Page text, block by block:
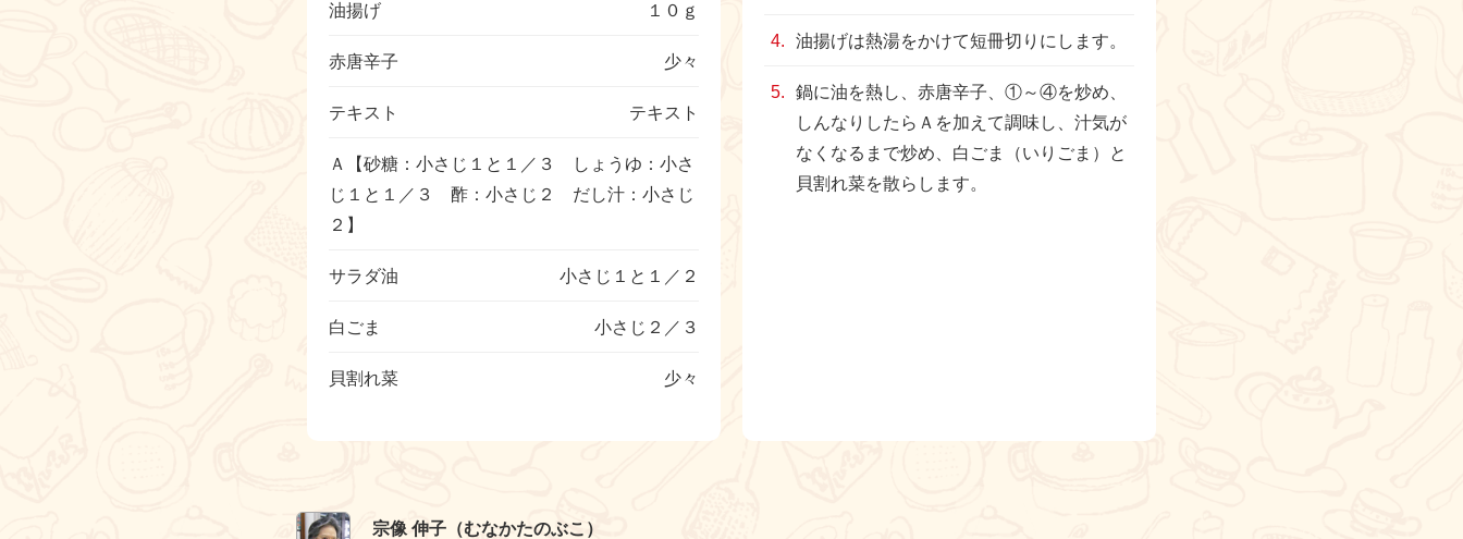
油揚げ １０ｇ
赤唐辛子 少々
テキスト テキスト
Ａ【砂糖：小さじ１と１／３ しょうゆ：小さ
じ１と１／３ 酢：小さじ２ だし汁：小さじ
２】
サラダ油 小さじ１と１／２
白ごま 小さじ２／３
貝割れ菜 少々
油揚げは熱湯をかけて短冊切りにします。
鍋に油を熱し、赤唐辛子、①～④を炒め、
しんなりしたらＡを加えて調味し、汁気が
なくなるまで炒め、白ごま（いりごま）と
貝割れ菜を散らします。
宗像 伸子（むなかたのぶこ）